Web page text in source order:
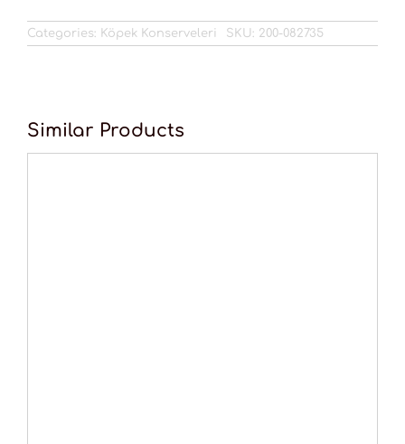
Categories: Köpek Konserveleri SKU: 200-082735
Similar Products